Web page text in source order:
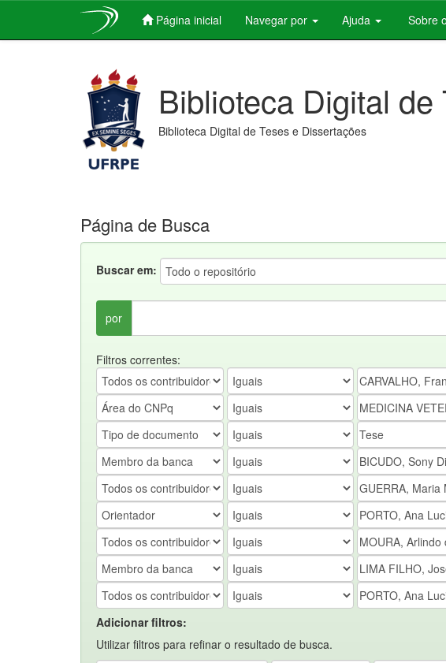
Página inicial Navegar por Ajuda Sobre
Biblioteca Digital
Biblioteca Digital de Teses e Dissertações
Página de Busca
Buscar em:
por
Filtros correntes:
Adicionar filtros:
Utilizar filtros para refinar o resultado de busca.